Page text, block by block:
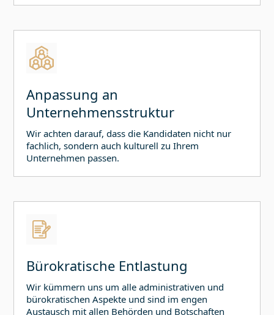
Anpassung an
Unternehmensstruktur
Wir achten darauf, dass die Kandidaten nicht nur
fachlich, sondern auch kulturell zu Ihrem
Unternehmen passen.
Bürokratische Entlastung
Wir kümmern uns um alle administrativen und
bürokratischen Aspekte und sind im engen
Austausch mit allen Behörden und Botschaften